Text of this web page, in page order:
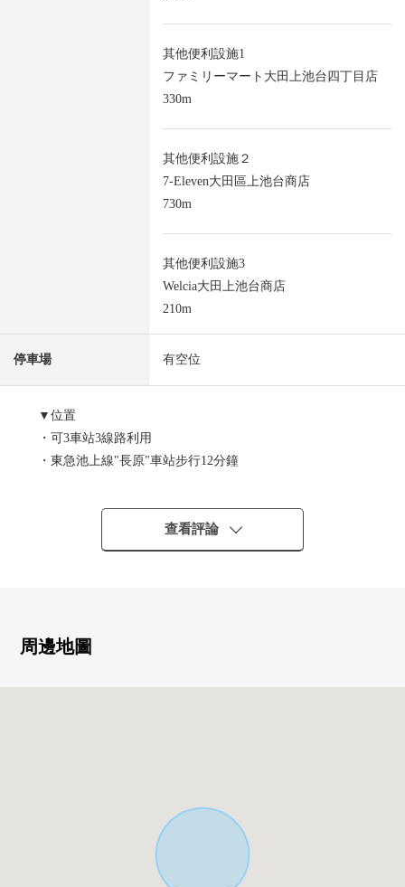
其他便利設施1
ファミリーマート大田上池台四丁目店
330m
其他便利設施２
7-Eleven大田區上池台商店
730m
其他便利設施3
Welcia大田上池台商店
210m
停車場 有空位
▼位置
・可3車站3線路利用
・東急池上線"長原"車站步行12分鐘
・東急大井町線，池上線"旗台"車站步行14分鐘
・東急大井町線"荏原町"車站步行15分鐘
・到東急公共汽車"貝冢坂"公車站到約80m JR大森站交通便
・建築面積86.58平方公尺的木造3階建
・采用家族團聚的生活INN樓梯
・有窗，容易換空氣，亮的浴室
查看評論
周邊地圖